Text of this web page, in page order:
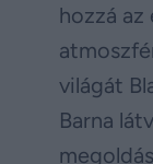
hozzá az
világát
Barna